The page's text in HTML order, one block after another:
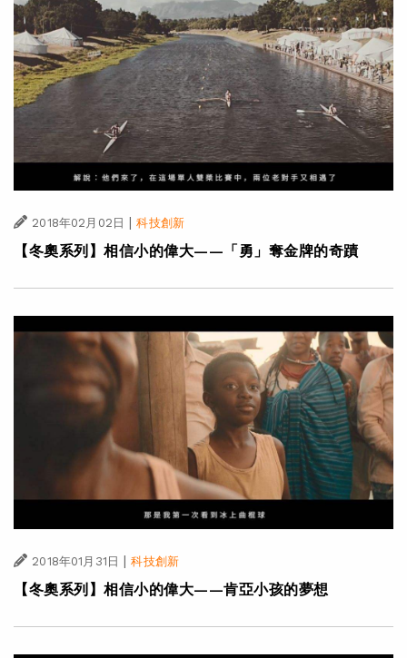
2018年02月02日 | 科技創新
【冬奧系列】相信小的偉大——「勇」奪金牌的奇蹟
2018年01月31日 | 科技創新
【冬奧系列】相信小的偉大——肯亞小孩的夢想